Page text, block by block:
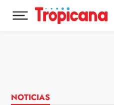
Desplegar menú principal
NOTICIAS